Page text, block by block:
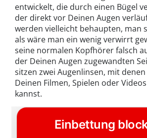
entwickelt, die durch einen Bügel
der direkt vor Deinen Augen
werden vielleicht behaupten, man
als wäre man ein wenig verwirrt
seine normalen Kopfhörer falsch
der Deinen Augen zugewandten
sitzen zwei Augenlinsen, mit
Deinen Filmen, Spielen oder
kannst.